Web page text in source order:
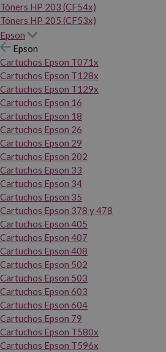
Tóners HP 203 (CF54x)
Tóners HP 205 (CF53x)
Epson
Epson
Cartuchos Epson T071x
Cartuchos Epson T128x
Cartuchos Epson T129x
Cartuchos Epson 16
Cartuchos Epson 18
Cartuchos Epson 26
Cartuchos Epson 29
Cartuchos Epson 202
Cartuchos Epson 33
Cartuchos Epson 34
Cartuchos Epson 35
Cartuchos Epson 378 y 478
Cartuchos Epson 405
Cartuchos Epson 407
Cartuchos Epson 408
Cartuchos Epson 502
Cartuchos Epson 503
Cartuchos Epson 603
Cartuchos Epson 604
Cartuchos Epson 79
Cartuchos Epson T580x
Cartuchos Epson T596x